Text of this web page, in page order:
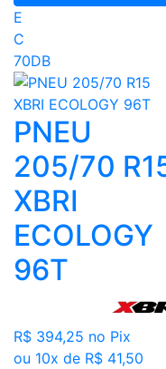
E
C
70DB
PNEU
205/70
XBRI
ECOLOGY
96T
R$ 394,25 no Pix
ou 10x de R$ 41,50